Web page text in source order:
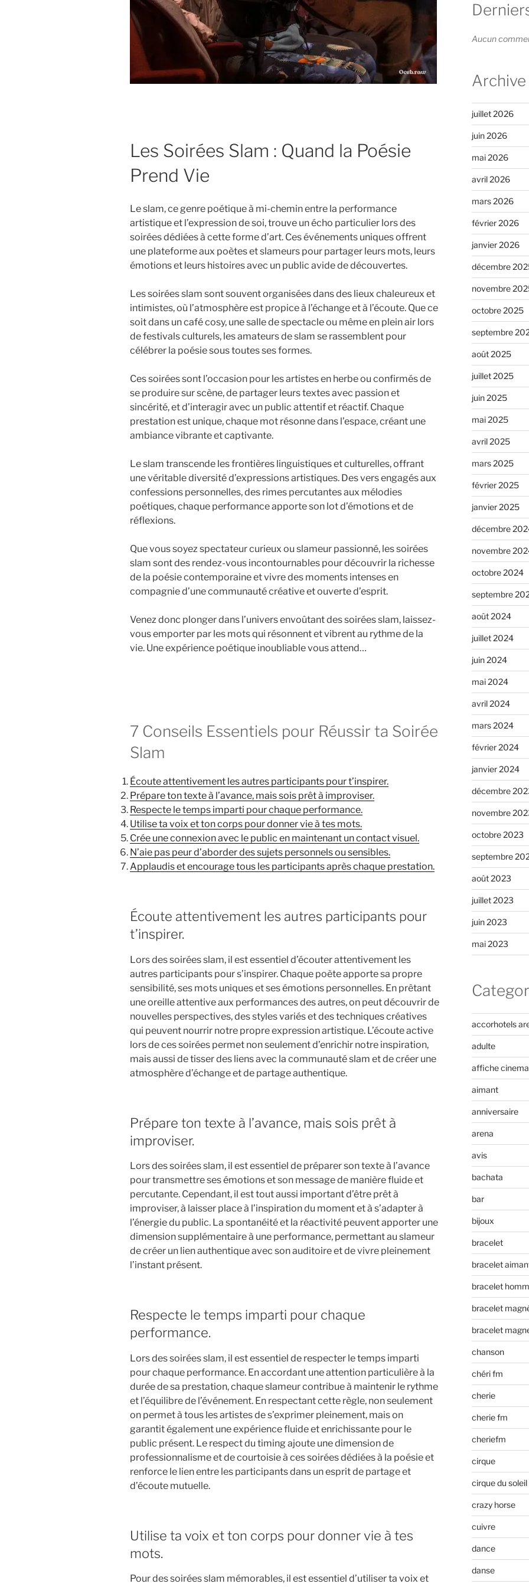
Les Soirées Slam : Quand la Poésie
Prend Vie
Le slam, ce genre poétique à mi-chemin entre la performance
artistique et l’expression de soi, trouve un écho particulier lors des
soirées dédiées à cette forme d’art. Ces événements uniques offrent
une plateforme aux poètes et slameurs pour partager leurs mots, leurs
émotions et leurs histoires avec un public avide de découvertes.
Les soirées slam sont souvent organisées dans des lieux chaleureux et
intimistes, où l’atmosphère est propice à l’échange et à l’écoute. Que ce
soit dans un café cosy, une salle de spectacle ou même en plein air lors
de festivals culturels, les amateurs de slam se rassemblent pour
célébrer la poésie sous toutes ses formes.
Ces soirées sont l’occasion pour les artistes en herbe ou confirmés de
se produire sur scène, de partager leurs textes avec passion et
sincérité, et d’interagir avec un public attentif et réactif. Chaque
prestation est unique, chaque mot résonne dans l’espace, créant une
ambiance vibrante et captivante.
Le slam transcende les frontières linguistiques et culturelles, offrant
une véritable diversité d’expressions artistiques. Des vers engagés aux
confessions personnelles, des rimes percutantes aux mélodies
poétiques, chaque performance apporte son lot d’émotions et de
réflexions.
Que vous soyez spectateur curieux ou slameur passionné, les soirées
slam sont des rendez-vous incontournables pour découvrir la richesse
de la poésie contemporaine et vivre des moments intenses en
compagnie d’une communauté créative et ouverte d’esprit.
Venez donc plonger dans l’univers envoûtant des soirées slam, laissez-
vous emporter par les mots qui résonnent et vibrent au rythme de la
vie. Une expérience poétique inoubliable vous attend…
7 Conseils Essentiels pour Réussir ta Soirée
Slam
Écoute attentivement les autres participants pour t’inspirer.
Prépare ton texte à l’avance, mais sois prêt à improviser.
Respecte le temps imparti pour chaque performance.
Utilise ta voix et ton corps pour donner vie à tes mots.
Crée une connexion avec le public en maintenant un contact visuel.
N’aie pas peur d’aborder des sujets personnels ou sensibles.
Applaudis et encourage tous les participants après chaque prestation.
Écoute attentivement les autres participants pour
t’inspirer.
Lors des soirées slam, il est essentiel d’écouter attentivement les
autres participants pour s’inspirer. Chaque poète apporte sa propre
sensibilité, ses mots uniques et ses émotions personnelles. En prêtant
une oreille attentive aux performances des autres, on peut découvrir de
nouvelles perspectives, des styles variés et des techniques créatives
qui peuvent nourrir notre propre expression artistique. L’écoute active
lors de ces soirées permet non seulement d’enrichir notre inspiration,
mais aussi de tisser des liens avec la communauté slam et de créer une
atmosphère d’échange et de partage authentique.
Prépare ton texte à l’avance, mais sois prêt à
improviser.
Lors des soirées slam, il est essentiel de préparer son texte à l’avance
pour transmettre ses émotions et son message de manière fluide et
percutante. Cependant, il est tout aussi important d’être prêt à
improviser, à laisser place à l’inspiration du moment et à s’adapter à
l’énergie du public. La spontanéité et la réactivité peuvent apporter une
dimension supplémentaire à une performance, permettant au slameur
de créer un lien authentique avec son auditoire et de vivre pleinement
l’instant présent.
Respecte le temps imparti pour chaque
performance.
Lors des soirées slam, il est essentiel de respecter le temps imparti
pour chaque performance. En accordant une attention particulière à la
durée de sa prestation, chaque slameur contribue à maintenir le rythme
et l’équilibre de l’événement. En respectant cette règle, non seulement
on permet à tous les artistes de s’exprimer pleinement, mais on
garantit également une expérience fluide et enrichissante pour le
public présent. Le respect du timing ajoute une dimension de
professionnalisme et de courtoisie à ces soirées dédiées à la poésie et
renforce le lien entre les participants dans un esprit de partage et
d’écoute mutuelle.
Utilise ta voix et ton corps pour donner vie à tes
mots.
Pour des soirées slam mémorables, il est essentiel d’utiliser ta voix et
Aucun
Archive
juillet 2026
juin 2026
mai 2026
avril 2026
mars 2026
février 2026
janvier 2026
décembre
novembre
octobre 2025
septembre
août 2025
juillet 2025
juin 2025
mai 2025
avril 2025
mars 2025
février 2025
janvier 2025
décembre
novembre
octobre 2024
septembre
août 2024
juillet 2024
juin 2024
mai 2024
avril 2024
mars 2024
février 2024
janvier 2024
décembre
novembre
octobre 2023
septembre
août 2023
juillet 2023
juin 2023
mai 2023
accorhotels
adulte
affiche cinema
aimant
anniversaire
arena
avis
bachata
bar
bijoux
bracelet
bracelet
bracelet
bracelet
bracelet
chanson
chéri fm
cherie
cherie fm
cheriefm
cirque
cirque du soleil
crazy horse
cuivre
dance
danse